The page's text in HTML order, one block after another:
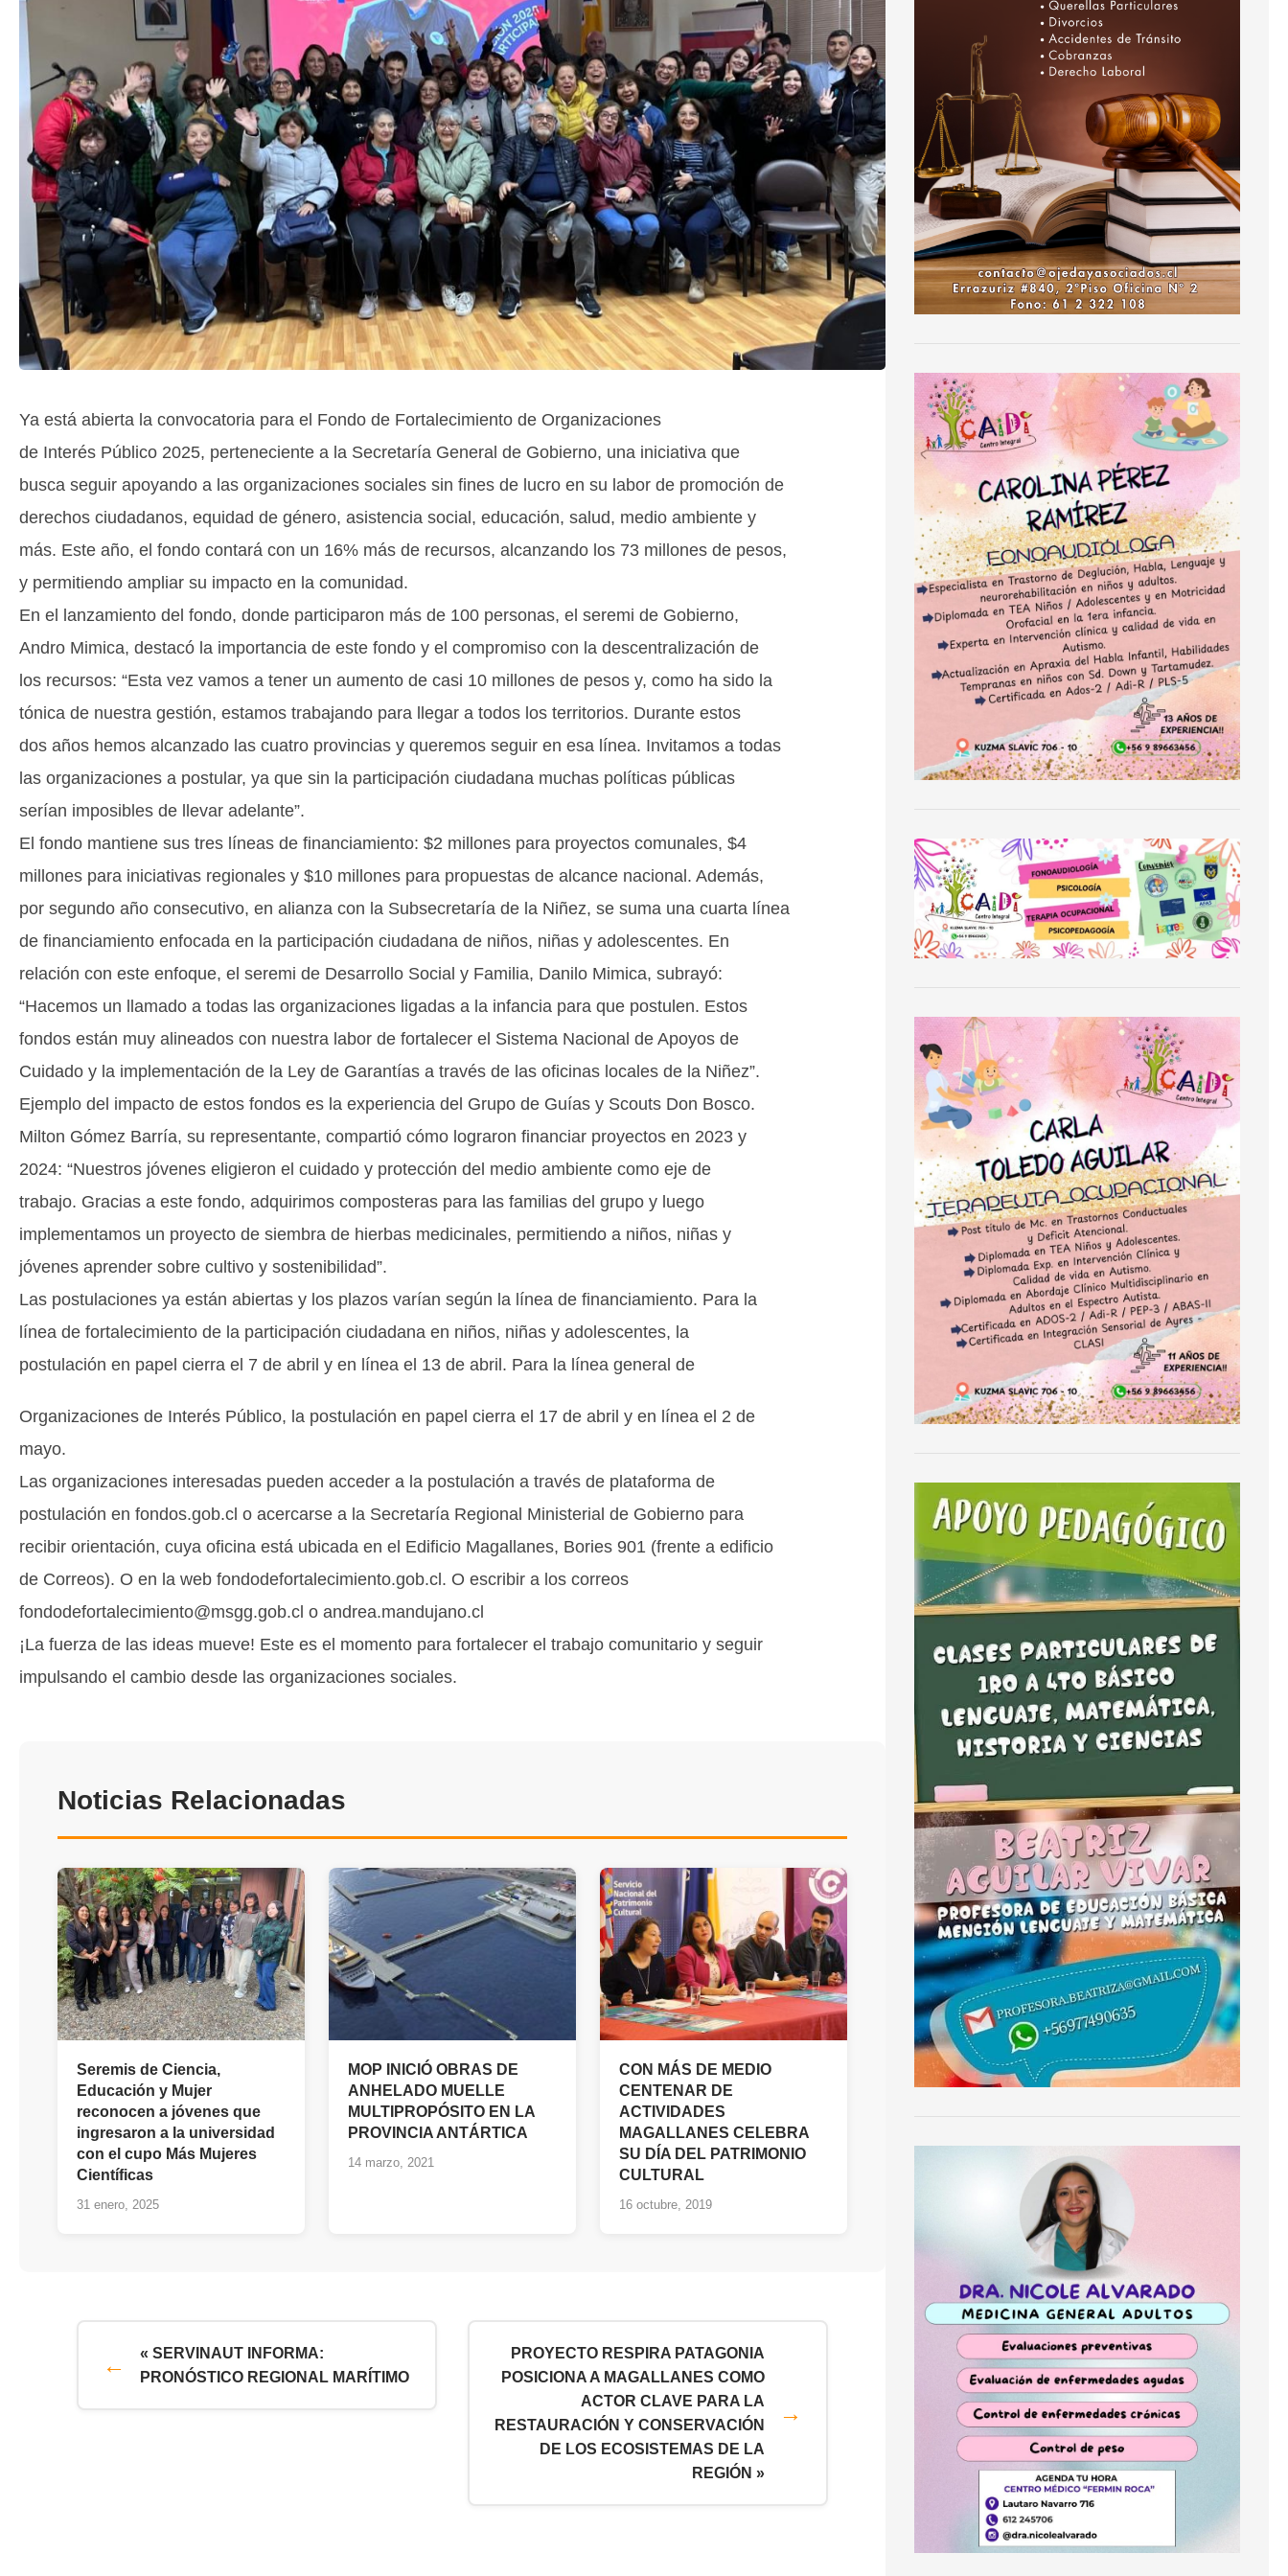
Ya está abierta la convocatoria para el Fondo de Fortalecimiento de Organizaciones
de Interés Público 2025, perteneciente a la Secretaría General de Gobierno, una iniciativa que
busca seguir apoyando a las organizaciones sociales sin fines de lucro en su labor de promoción de
derechos ciudadanos, equidad de género, asistencia social, educación, salud, medio ambiente y
más. Este año, el fondo contará con un 16% más de recursos, alcanzando los 73 millones de pesos,
y permitiendo ampliar su impacto en la comunidad.
En el lanzamiento del fondo, donde participaron más de 100 personas, el seremi de Gobierno,
Andro Mimica, destacó la importancia de este fondo y el compromiso con la descentralización de
los recursos: “Esta vez vamos a tener un aumento de casi 10 millones de pesos y, como ha sido la
tónica de nuestra gestión, estamos trabajando para llegar a todos los territorios. Durante estos
dos años hemos alcanzado las cuatro provincias y queremos seguir en esa línea. Invitamos a todas
las organizaciones a postular, ya que sin la participación ciudadana muchas políticas públicas
serían imposibles de llevar adelante”.
El fondo mantiene sus tres líneas de financiamiento: $2 millones para proyectos comunales, $4
millones para iniciativas regionales y $10 millones para propuestas de alcance nacional. Además,
por segundo año consecutivo, en alianza con la Subsecretaría de la Niñez, se suma una cuarta línea
de financiamiento enfocada en la participación ciudadana de niños, niñas y adolescentes. En
relación con este enfoque, el seremi de Desarrollo Social y Familia, Danilo Mimica, subrayó:
“Hacemos un llamado a todas las organizaciones ligadas a la infancia para que postulen. Estos
fondos están muy alineados con nuestra labor de fortalecer el Sistema Nacional de Apoyos de
Cuidado y la implementación de la Ley de Garantías a través de las oficinas locales de la Niñez”.
Ejemplo del impacto de estos fondos es la experiencia del Grupo de Guías y Scouts Don Bosco.
Milton Gómez Barría, su representante, compartió cómo lograron financiar proyectos en 2023 y
2024: “Nuestros jóvenes eligieron el cuidado y protección del medio ambiente como eje de
trabajo. Gracias a este fondo, adquirimos composteras para las familias del grupo y luego
implementamos un proyecto de siembra de hierbas medicinales, permitiendo a niños, niñas y
jóvenes aprender sobre cultivo y sostenibilidad”.
Las postulaciones ya están abiertas y los plazos varían según la línea de financiamiento. Para la
línea de fortalecimiento de la participación ciudadana en niños, niñas y adolescentes, la
postulación en papel cierra el 7 de abril y en línea el 13 de abril. Para la línea general de
Organizaciones de Interés Público, la postulación en papel cierra el 17 de abril y en línea el 2 de
mayo.
Las organizaciones interesadas pueden acceder a la postulación a través de plataforma de
postulación en fondos.gob.cl o acercarse a la Secretaría Regional Ministerial de Gobierno para
recibir orientación, cuya oficina está ubicada en el Edificio Magallanes, Bories 901 (frente a edificio
de Correos). O en la web fondodefortalecimiento.gob.cl. O escribir a los correos
fondodefortalecimiento@msgg.gob.cl o andrea.mandujano.cl
¡La fuerza de las ideas mueve! Este es el momento para fortalecer el trabajo comunitario y seguir
impulsando el cambio desde las organizaciones sociales.
Noticias Relacionadas
Seremis de Ciencia,
Educación y Mujer
reconocen a jóvenes que
ingresaron a la universidad
con el cupo Más Mujeres
Científicas
31 enero, 2025
MOP INICIÓ OBRAS DE
ANHELADO MUELLE
MULTIPROPÓSITO EN LA
PROVINCIA ANTÁRTICA
14 marzo, 2021
CON MÁS DE MEDIO
CENTENAR DE
ACTIVIDADES
MAGALLANES CELEBRA
SU DÍA DEL PATRIMONIO
CULTURAL
16 octubre, 2019
« SERVINAUT INFORMA:
PRONÓSTICO REGIONAL MARÍTIMO
PROYECTO RESPIRA PATAGONIA
POSICIONA A MAGALLANES COMO
ACTOR CLAVE PARA LA
RESTAURACIÓN Y CONSERVACIÓN
DE LOS ECOSISTEMAS DE LA
REGIÓN »